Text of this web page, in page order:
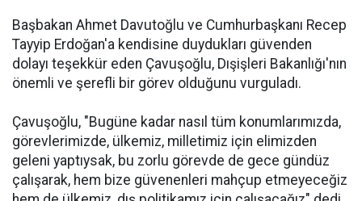
Başbakan Ahmet Davutoğlu ve Cumhurbaşkanı Recep
Tayyip Erdoğan'a kendisine duydukları güvenden
dolayı teşekkür eden Çavuşoğlu, Dışişleri Bakanlığı'nın
önemli ve şerefli bir görev olduğunu vurguladı.
Çavuşoğlu, "Bugüne kadar nasıl tüm konumlarımızda,
görevlerimizde, ülkemiz, milletimiz için elimizden
geleni yaptıysak, bu zorlu görevde de gece gündüz
çalışarak, hem bize güvenenleri mahçup etmeyeceğiz